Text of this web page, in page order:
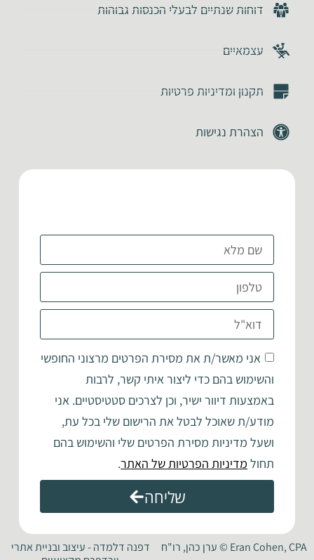
אני מאשר/ת את מסירת הפרטים מרצוני החופשי
והשימוש בהם כדי ליצור איתי קשר, לרבות
באמצעות דיוור ישיר, וכן לצרכים סטטיסטיים. אני
מודע/ת שאוכל לבטל את הרישום שלי בכל עת,
ושעל מדיניות מסירת הפרטים שלי והשימוש בהם
תחול מדיניות הפרטיות של האתר.
שליחה
דוחות שנתיים לבעלי הכנסות גבוהות
עצמאיים
תקנון ומדיניות פרטיות
הצהרת נגישות
Eran Cohen, CPA © ערן כהן, רו"ח
דפנה דלמדה - עיצוב ובניית אתרי